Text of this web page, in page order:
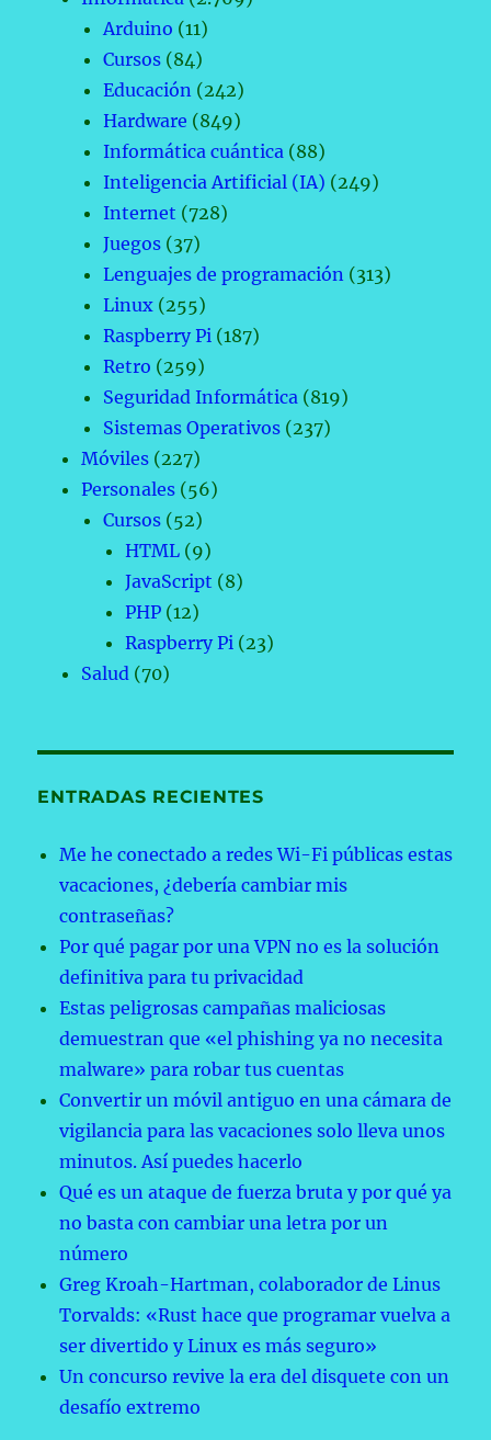
Arduino (11)
Cursos (84)
Educación (242)
Hardware (849)
Informática cuántica (88)
Inteligencia Artificial (IA) (249)
Internet (728)
Juegos (37)
Lenguajes de programación (313)
Linux (255)
Raspberry Pi (187)
Retro (259)
Seguridad Informática (819)
Sistemas Operativos (237)
Móviles (227)
Personales (56)
Cursos (52)
HTML (9)
JavaScript (8)
PHP (12)
Raspberry Pi (23)
Salud (70)
ENTRADAS RECIENTES
Me he conectado a redes Wi-Fi públicas estas
vacaciones, ¿debería cambiar mis
contraseñas?
Por qué pagar por una VPN no es la solución
definitiva para tu privacidad
Estas peligrosas campañas maliciosas
demuestran que «el phishing ya no necesita
malware» para robar tus cuentas
Convertir un móvil antiguo en una cámara de
vigilancia para las vacaciones solo lleva unos
minutos. Así puedes hacerlo
Qué es un ataque de fuerza bruta y por qué ya
no basta con cambiar una letra por un
número
Greg Kroah-Hartman, colaborador de Linus
Torvalds: «Rust hace que programar vuelva a
ser divertido y Linux es más seguro»
Un concurso revive la era del disquete con un
desafío extremo